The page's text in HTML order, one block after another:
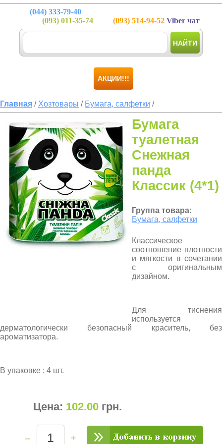
(044) 333-79-40
(093) 011-35-74 (093) 514-94-52 Viber чат
НАЙТИ
АКЦИИ!!!
Главная / Хозтовары / Бумага, салфетки /
Бумага
туалетная
Снежная
панда
Классик (4*1)
Группа товара:
Бумага, салфетки
Классическое
соотношение плотности
и мягкости в сочетании
с оригинальным
дизайном.
Для тиснения
используется
дерматологически безопасный краситель, без
ароматизатора.
В упаковке : 4 шт.
Цена: 102.00 грн.
– +